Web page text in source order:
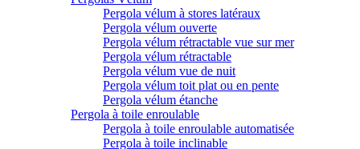
Pergola vélum à stores latéraux
Pergola vélum ouverte
Pergola vélum rétractable vue sur mer
Pergola vélum rétractable
Pergola vélum vue de nuit
Pergola vélum toit plat ou en pente
Pergola vélum étanche
Pergola à toile enroulable
Pergola à toile enroulable automatisée
Pergola à toile inclinable